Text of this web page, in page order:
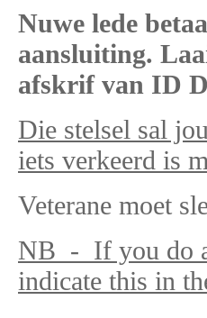
Nuwe lede
aansluiting.
afskrif van ID
Die stelsel sal
iets verkeerd is
Veterane moet
NB - If you do
indicate this in